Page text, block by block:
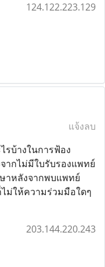
124.122.223.129
แจ้งลบ
รบ้างในการฟ้อง
ากไม่มีใบรับรองแพทย์
าหลังจากพบแพทย์
ม่ให้ความร่วมมือใดๆ
203.144.220.243